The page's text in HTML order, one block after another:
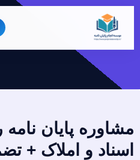
مشاوره پایان
اسناد و املاک +